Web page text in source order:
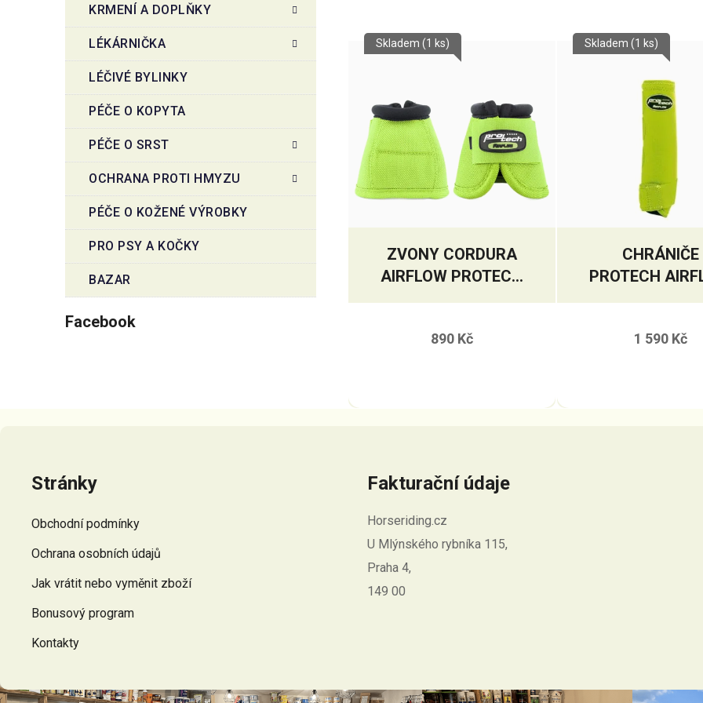
KRMENÍ A DOPLŇKY
LÉKÁRNIČKA
LÉČIVÉ BYLINKY
PÉČE O KOPYTA
PÉČE O SRST
OCHRANA PROTI HMYZU
PÉČE O KOŽENÉ VÝROBKY
PRO PSY A KOČKY
BAZAR
Facebook
ZVONY CORDURA
AIRFLOW PROTECH
LIME
Skladem (1 ks)
890 Kč
CHRÁNIČE
PROTECH
ZADNÍ LIME
Skladem (1 ks)
1 590 Kč
Stránky
Obchodní podmínky
Ochrana osobních údajů
Jak vrátit nebo vyměnit zboží
Bonusový program
Kontakty
Fakturační údaje
Horseriding.cz
U Mlýnského rybníka 115,
Praha 4,
149 00